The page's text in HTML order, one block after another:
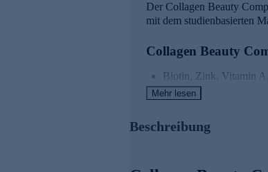
Der Collagen Beauty
mit dem studienbasierten
Collagen Beauty
Biotin, Zink, Vitamin
Mangan und Kupfer
Vitamin C trägt zu
Mehr lesen
Beschreibung